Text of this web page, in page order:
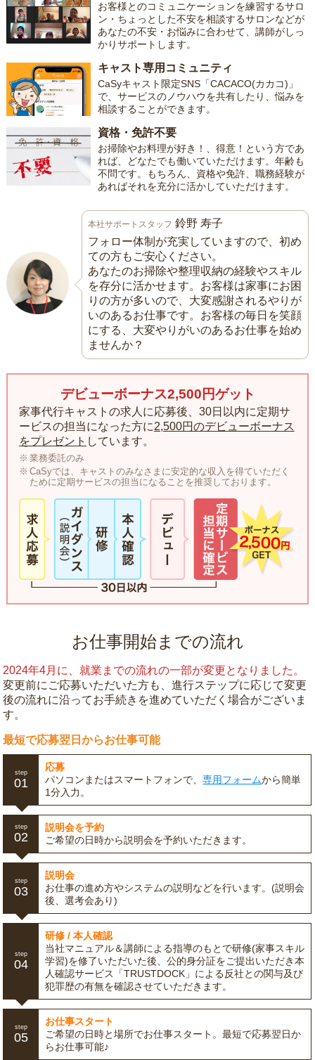
お客様とのコミュニケーションを練習するサロ
ン・ちょっとした不安を相談するサロンなどが
あなたの不安・お悩みに合わせて、講師がしっ
かりサポートします。
キャスト専用コミュニティ
CaSyキャスト限定SNS「CACACO(カカコ)」
で、サービスのノウハウを共有したり、悩みを
相談することができます。
資格・免許不要
お掃除やお料理が好き！、得意！という方であ
れば、どなたでも働いていただけます。年齢も
不問です。もちろん、資格や免許、職務経験が
あればそれを充分に活かしていただけます。
本社サポートスタッフ 鈴野 寿子
フォロー体制が充実していますので、初め
ての方もご安心ください。
あなたのお掃除や整理収納の経験やスキル
を存分に活かせます。お客様は家事にお困
りの方が多いので、大変感謝されるやりが
いのあるお仕事です。お客様の毎日を笑顔
にする、大変やりがいのあるお仕事を始め
ませんか？
デビューボーナス2,500円ゲット
家事代行キャストの求人に応募後、30日以内に定期サ
ービスの担当になった方に2,500円のデビューボーナス
をプレゼント しています。
業務委託のみ
CaSyでは、キャストのみなさまに安定的な収入を得ていただく
ために定期サービスの担当になることを推奨しております。
お仕事開始までの流れ
2024年4月に、就業までの流れの一部が変更となりました。
変更前にご応募いただいた方も、進行ステップに応じて変更
後の流れに沿ってお手続きを進めていただく場合がございま
す。
最短で応募翌日からお仕事可能
step
01
応募
パソコンまたはスマートフォンで、専用フォームから簡単
1分入力。
step
02
説明会を予約
ご希望の日時から説明会を予約いただきます。
step
03
説明会
お仕事の進め方やシステムの説明などを行います。(説明会
後、選考会あり)
step
04
研修 / 本人確認
当社マニュアル＆講師による指導のもとで研修(家事スキル
学習)を修了いただいた後、公的身分証をご提出いただき本
人確認サービス「TRUSTDOCK」による反社との関与及び
犯罪歴の有無を確認させていただきます。
step
05
お仕事スタート
ご希望の日時と場所でお仕事スタート。最短で応募翌日か
らお仕事可能♪